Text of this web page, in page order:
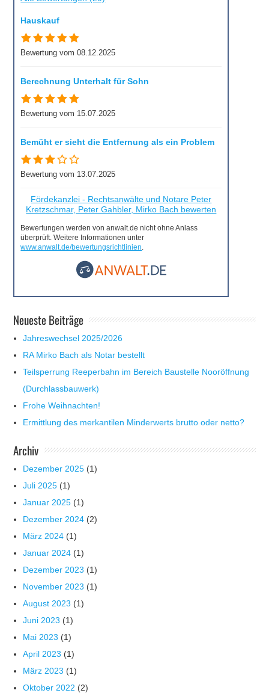
Hauskauf
Bewertung vom 08.12.2025
Berechnung Unterhalt für Sohn
Bewertung vom 15.07.2025
Bemüht er sieht die Entfernung als ein Problem
Bewertung vom 13.07.2025
Fördekanzlei - Rechtsanwälte und Notare Peter
Kretzschmar, Peter Gahbler, Mirko Bach bewerten
Bewertungen werden von anwalt.de nicht ohne Anlass
überprüft. Weitere Informationen unter
www.anwalt.de/bewertungsrichtlinien.
Neueste Beiträge
Jahreswechsel 2025/2026
RA Mirko Bach als Notar bestellt
Teilsperrung Reeperbahn im Bereich Baustelle Nooröffnung
(Durchlassbauwerk)
Frohe Weihnachten!
Ermittlung des merkantilen Minderwerts brutto oder netto?
Archiv
Dezember 2025 (1)
Juli 2025 (1)
Januar 2025 (1)
Dezember 2024 (2)
März 2024 (1)
Januar 2024 (1)
Dezember 2023 (1)
November 2023 (1)
August 2023 (1)
Juni 2023 (1)
Mai 2023 (1)
April 2023 (1)
März 2023 (1)
Oktober 2022 (2)